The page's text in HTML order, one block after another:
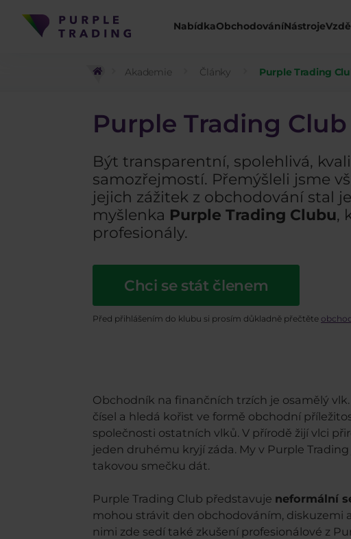
NabídkaObchodováníNástroje
Akademie Články Purple Trading
Purple Trading Club
Být transparentní, spolehlivá,
samozřejmostí. Přemýšleli jsme
jejich zážitek z obchodování stal
myšlenka Purple Trading Clubu,
profesionály.
Chci se stát členem
Před přihlášením do klubu si prosím důkladně přečtěte
Obchodník na finančních trzích je osamělý
čísel a hledá kořist ve formě obchodní
společnosti ostatních vlků. V přírodě žijí vlci
jeden druhému kryjí záda. My v Purple
takovou smečku dát.
Purple Trading Club představuje neformální
mohou strávit den obchodováním, diskuzemi
nimi zde sedí také zkušení profesionálové z